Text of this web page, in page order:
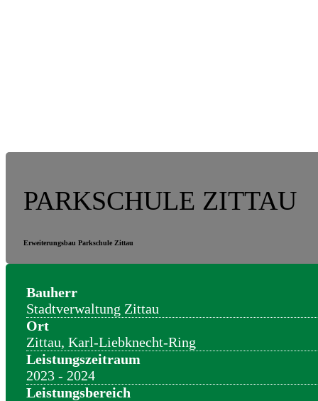
PARKSCHULE ZITTAU
Erweiterungsbau Parkschule Zittau
Bauherr
Stadtverwaltung Zittau
Ort
Zittau, Karl-Liebknecht-Ring
Leistungszeitraum
2023 - 2024
Leistungsbereich